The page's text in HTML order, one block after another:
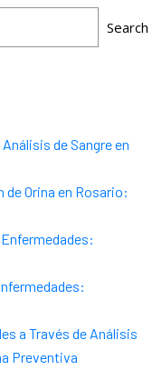
Search
de Sangre en
Orina en Rosario:
a Través de Análisis
Preventiva